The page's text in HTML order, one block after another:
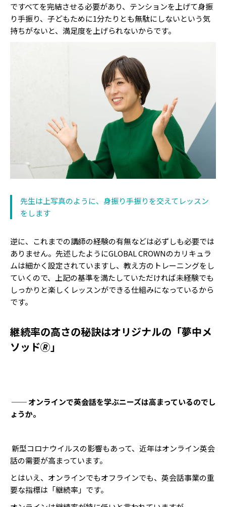
ですべてを完結させる必要があり、テンションを上げて身振
り手振り、子どもために1分たりとも無駄にしないという気
持ちがないと、満足度を上げられないからです。
先生は上写真のように、身振り手振りを交えてレッスン
をします
逆に、これまでの講師の経験の有無などは必ずしも必要では
ありません。先述したようにGLOBAL CROWNのカリキュラ
ムは細かく設定されていますし、教え方のトレーニングをし
ていくので、上記の基準を満たしていただければ未経験でも
しっかりと楽しくレッスンができる仕組みになっているから
です。
継続率の高さの秘訣はオリジナルの「夢中メ
ソッド🄬」
── オンラインで英会話を学ぶニーズは高まっているのでし
ょうか。
新型コロナウイルスの影響もあって、近年はオンライン英会
話の需要が高まっています。
とはいえ、オンラインでもオフラインでも、英会話事業の重
要な指標は「継続率」です。